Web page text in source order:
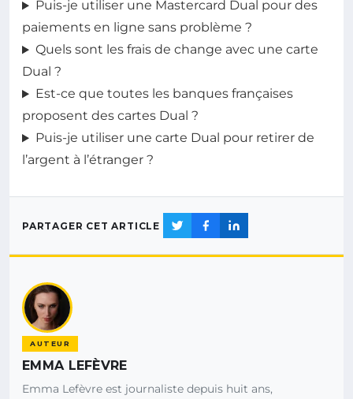
Puis-je utiliser une Mastercard Dual pour des
paiements en ligne sans problème ?
Quels sont les frais de change avec une carte
Dual ?
Est-ce que toutes les banques françaises
proposent des cartes Dual ?
Puis-je utiliser une carte Dual pour retirer de
l’argent à l’étranger ?
PARTAGER CET ARTICLE
AUTEUR
EMMA LEFÈVRE
Emma Lefèvre est journaliste depuis huit ans,